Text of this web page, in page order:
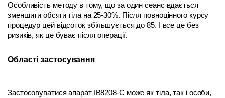
Особливість методу в тому, що за один сеанс вдається
зменшити обсяги тіла на 25-30%. Після повноцінного курсу
процедур цей відсоток збільшується до 85. І все це без
ризиків, як це буває після операції.
Області застосування
Застосовуватися апарат IB8208-C може як тіла, так і особи,